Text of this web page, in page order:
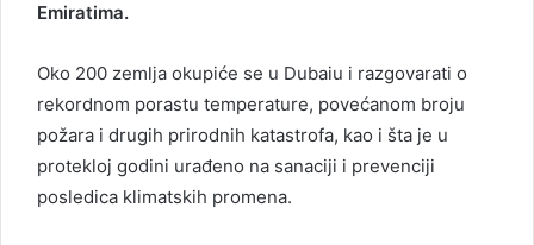
Emiratima.
Oko 200 zemlja okupiće se u Dubaiu i razgovarati o
rekordnom porastu temperature, povećanom broju
požara i drugih prirodnih katastrofa, kao i šta je u
protekloj godini urađeno na sanaciji i prevenciji
posledica klimatskih promena.